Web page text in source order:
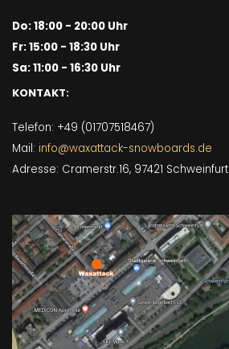
Do: 18:00 - 20:00 Uhr
Fr: 15:00 - 18:30 Uhr
Sa: 11:00 - 16:30 Uhr
KONTAKT:
Telefon: +49 (01707518467)
Mail: info@waxattack-snowboards.de
Adresse: Cramerstr.16, 97421 Schweinfurt